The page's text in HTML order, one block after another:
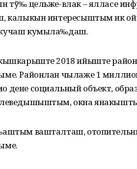
тў‰ цельже-влак – ялласе
калыкын интересыштым ик
кумыла‰даш.
2018 ийыште
Районлан чылаже 1
дене социальный объект,
окна
вашталташ,